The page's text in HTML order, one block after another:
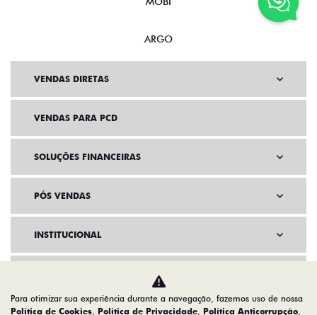
ARGO
VENDAS DIRETAS
VENDAS PARA PCD
SOLUÇÕES FINANCEIRAS
PÓS VENDAS
INSTITUCIONAL
Para otimizar sua experiência durante a navegação, fazemos uso de nossa
Política de Cookies, Política de Privacidade, Política Anticorrupção,